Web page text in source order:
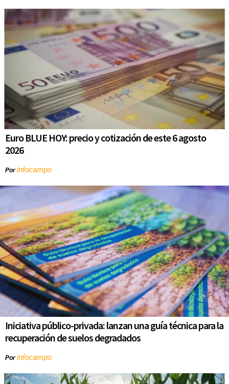
Euro BLUE HOY: precio y cotización de este 6 agosto
2026
Porinfocampo
Iniciativa público-privada: lanzan una guía técnica para la
recuperación de suelos degradados
Porinfocampo